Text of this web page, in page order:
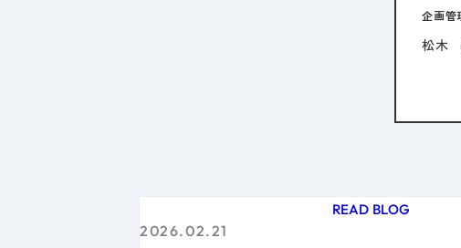
企画管
松木
2026.02.21
READ BLOG